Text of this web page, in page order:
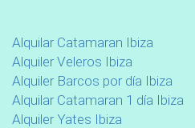
Alquilar Catamaran Ibiza
Alquiler Veleros Ibiza
Alquiler Barcos por día Ibiza
Alquilar Catamaran 1 día Ibiza
Alquiler Yates Ibiza